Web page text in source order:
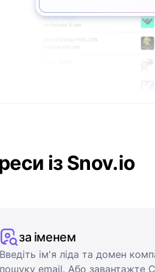
із Snov.io
за іменем
Введіть ім'я ліда та домен
пошуку email. Або завантажте